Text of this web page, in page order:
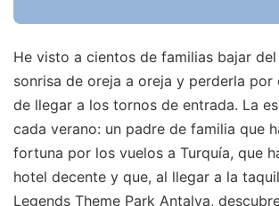
He visto a cientos de familias bajar
sonrisa de oreja a oreja y perderla
de llegar a los tornos de entrada. La
cada verano: un padre de familia que
fortuna por los vuelos a Turquía, que
hotel decente y que, al llegar a la
Legends Theme Park Antalya,